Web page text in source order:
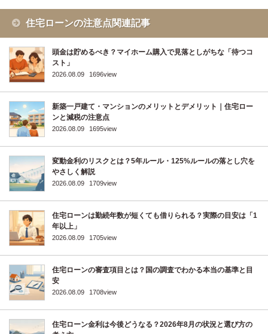
住宅ローンの注意点関連記事
頭金は貯めるべき？マイホーム購入で見落としがちな「待つコ
スト」
2026.08.09 1696view
新築一戸建て・マンションのメリットとデメリット｜住宅ロー
ンと減税の注意点
2026.08.09 1695view
変動金利のリスクとは？5年ルール・125%ルールの落とし穴を
やさしく解説
2026.08.09 1709view
住宅ローンは勤続年数が短くても借りられる？実際の目安は「1
年以上」
2026.08.09 1705view
住宅ローンの審査項目とは？国の調査でわかる本当の基準と目
安
2026.08.09 1708view
住宅ローン金利は今後どうなる？2026年8月の状況と選び方の